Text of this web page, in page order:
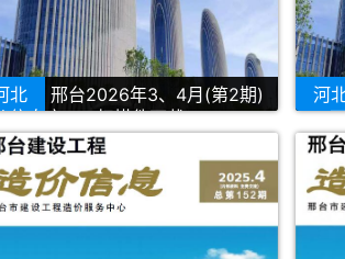
北
邢台2026年3、4月(第2期)
信息库PDF扫描件下载
河
PDF